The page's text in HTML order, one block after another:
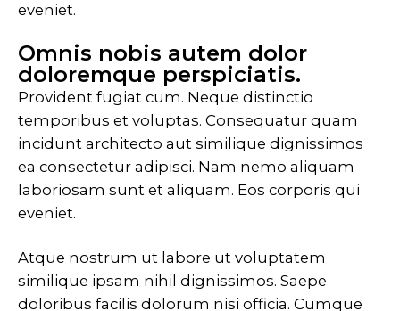
eveniet.
Omnis nobis autem dolor
doloremque perspiciatis.
Provident fugiat cum. Neque distinctio
temporibus et voluptas. Consequatur quam
incidunt architecto aut similique dignissimos
ea consectetur adipisci. Nam nemo aliquam
laboriosam sunt et aliquam. Eos corporis qui
eveniet.
Atque nostrum ut labore ut voluptatem
similique ipsam nihil dignissimos. Saepe
doloribus facilis dolorum nisi officia. Cumque